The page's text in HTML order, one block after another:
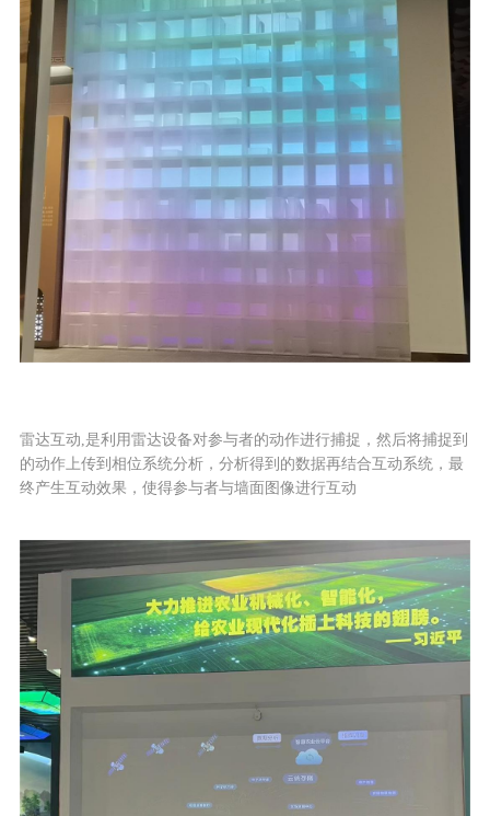
雷达互动,是利用雷达设备对参与者的动作进行捕捉，然后将捕捉到
的动作上传到相位系统分析，分析得到的数据再结合互动系统，最
终产生互动效果，使得参与者与墙面图像进行互动